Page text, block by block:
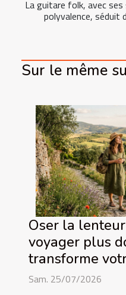
La guitare folk, avec
polyvalence, séduit
Sur le même
Oser la
voyager plus
transforme
Sam. 25/07/2026